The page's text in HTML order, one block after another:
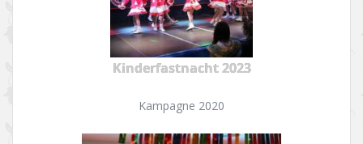
Kinderfastnacht 2023
Kampagne 2020